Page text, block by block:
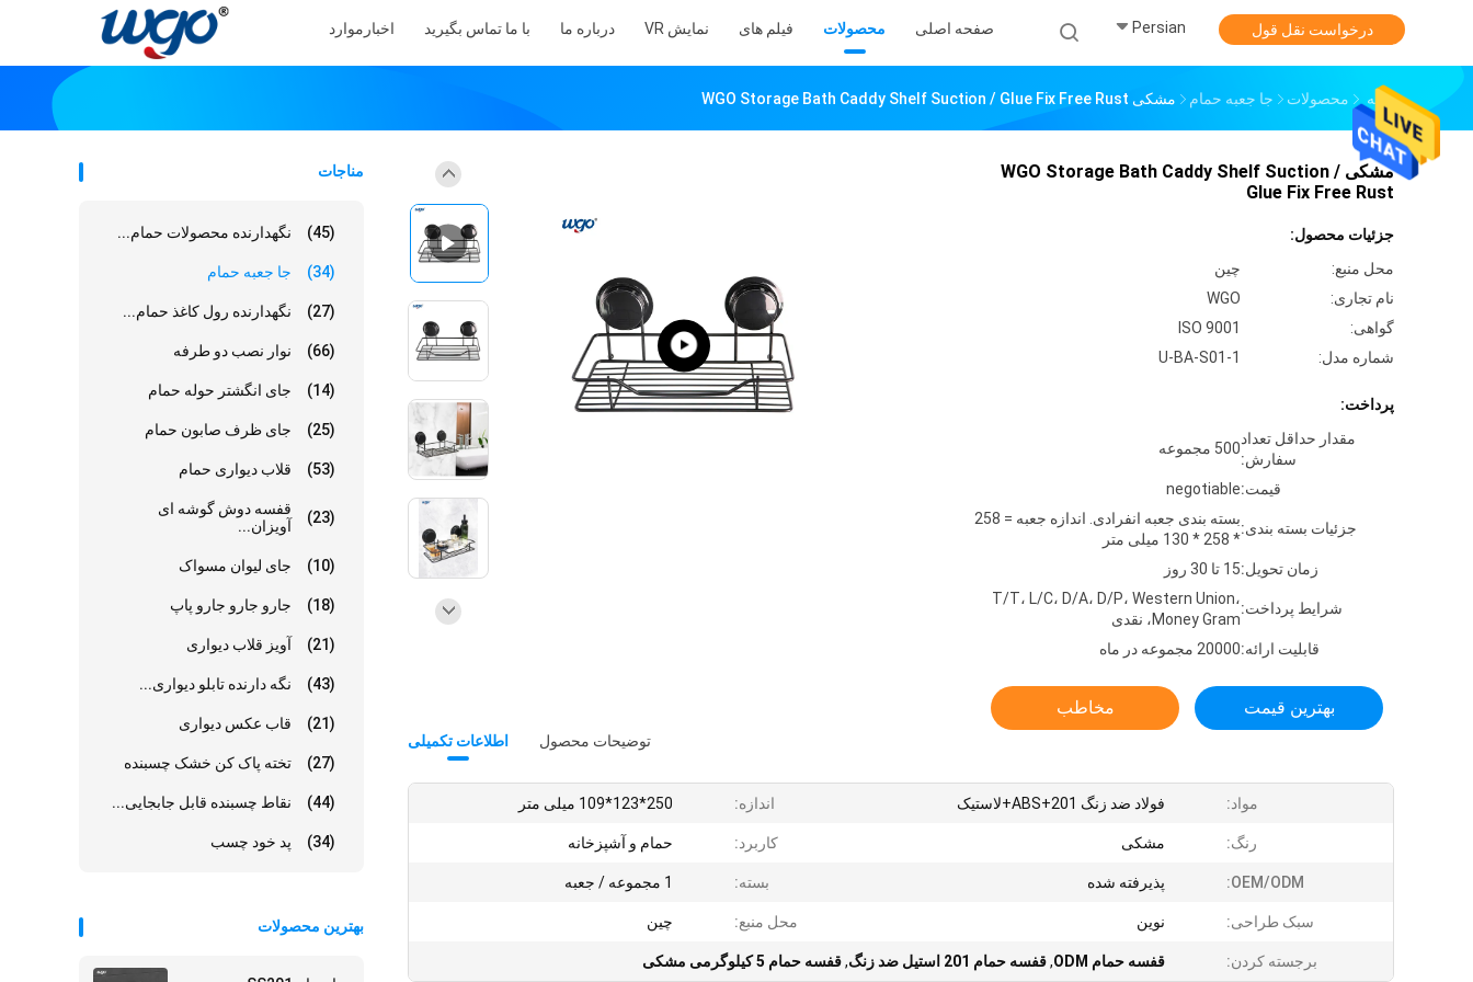
صفحه اصلی محصولات فیلم های نمایش VR درباره ما با ما تماس بگیرید اخبار موارد Persian درخواست نقل قول
خانه محصولات جا جعبه حمام مشکی WGO Storage Bath Caddy Shelf Suction / Glue Fix Free Rust
مناجات
نگهدارنده محصولات حمام... (45)
جا جعبه حمام (34)
نگهدارنده رول کاغذ حمام... (27)
نوار نصب دو طرفه (66)
جای انگشتر حوله حمام (14)
جای ظرف صابون حمام (25)
قلاب دیواری حمام (53)
قفسه دوش گوشه ای
آویزان...
(23)
جای لیوان مسواک (10)
جارو جارو جارو پاپ (18)
آویز قلاب دیواری (21)
نگه دارنده تابلو دیواری... (43)
قاب عکس دیواری (21)
تخته پاک کن خشک چسبنده (27)
نقاط چسبنده قابل جابجایی... (44)
پد خود چسب (34)
بهترین محصولات
مشکی WGO Storage Bath Caddy Shelf Suction /
Glue Fix Free Rust
جزئیات محصول:
محل منبع:
چین
نام تجاری:
WGO
گواهی:
ISO 9001
شماره مدل:
U-BA-S01-1
پرداخت:
مقدار حداقل تعداد
سفارش:
500 مجموعه
قیمت:negotiable
جزئیات بسته بندی:
بسته بندی جعبه انفرادی. اندازه جعبه = 258
* 258 * 130 میلی متر
زمان تحویل:15 تا 30 روز
شرایط پرداخت:
T/T، L/C، D/A، D/P، Western Union،
Money Gram، نقدی
قابلیت ارائه:20000 مجموعه در ماه
بهترین قیمت مخاطب
اطلاعات تکمیلی توضیحات محصول
مواد: فولاد ضد زنگ 201+ABS+لاستیک اندازه: 250*123*109 میلی متر
رنگ: مشکی کاربرد: حمام و آشپزخانه
OEM/ODM: پذیرفته شده بسته: 1 مجموعه / جعبه
سبک طراحی: نوین محل منبع: چین
برجسته کردن: قفسه حمام ODM ,قفسه حمام 201 استیل ضد زنگ ,قفسه حمام 5 کیلوگرمی مشکی